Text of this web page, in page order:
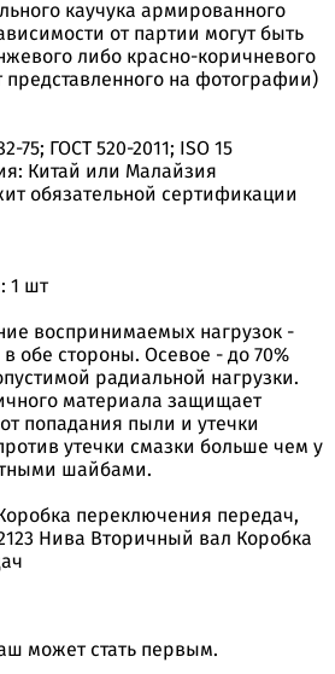
каучука армированного
от партии могут быть
либо красно-коричневого
представленного на фотографии)
75; ГОСТ 520-2011; ISO 15
Китай или Малайзия
обязательной сертификации
1 шт
воспринимаемых нагрузок -
обе стороны. Осевое - до 70%
радиальной нагрузки.
материала защищает
попадания пыли и утечки
утечки смазки больше чем у
шайбами.
переключения передач,
Нива Вторичный вал Коробка
может стать первым.